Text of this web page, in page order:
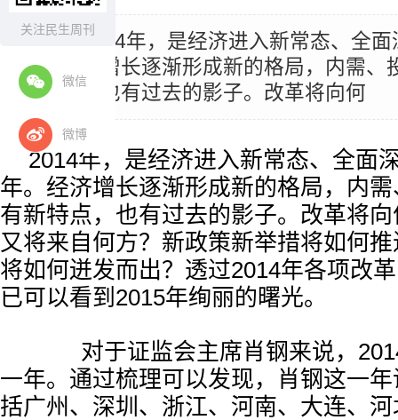
关注民生周刊
微信
微博
摘要：2014年，是经济进入新常态、全
年。经济增长逐渐形成新的格局，内需、
新特点，也有过去的影子。改革将向何
2014年，是经济进入新常态、全面
年。经济增长逐渐形成新的格局，内
有新特点，也有过去的影子。改革将
又将来自何方？新政策新举措将如何
将如何迸发而出？透过2014年各项改
已可以看到2015年绚丽的曙光。
对于证监会主席肖钢来说，
一年。通过梳理可以发现，肖钢这一
括广州、深圳、浙江、河南、大连、